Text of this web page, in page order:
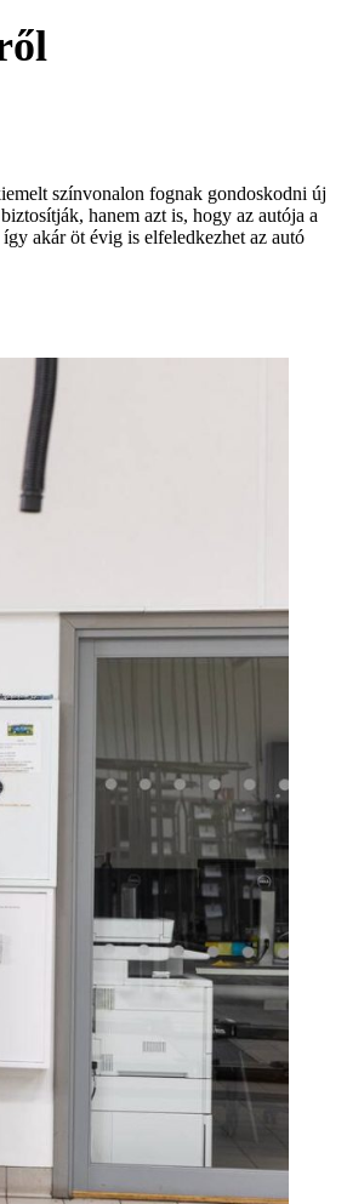
színvonalon fognak gondoskodni új
hanem azt is, hogy az autója a
akár öt évig is elfeledkezhet az autó